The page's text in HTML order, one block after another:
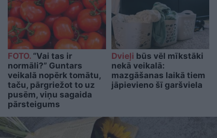
FOTO. “Vai tas ir
normāli?” Guntars
veikalā nopērk tomātu,
taču, pārgriežot to uz
pusēm, viņu sagaida
pārsteigums
Dvieļi būs vēl mīkstāki
nekā veikalā:
mazgāšanas laikā tiem
jāpievieno šī garšviela